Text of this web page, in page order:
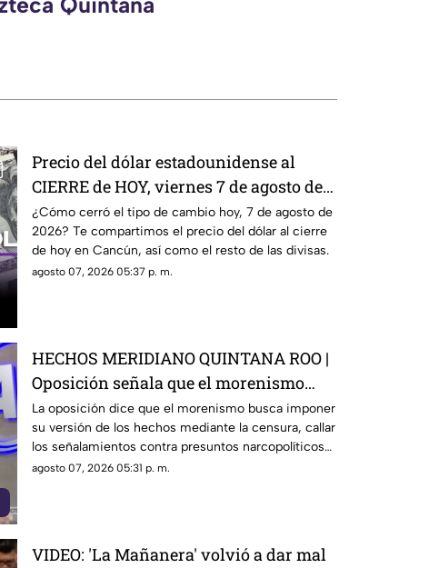
Precio del dólar estadounidense al
CIERRE de HOY, viernes 7 de agosto de
2026, en Cancún
¿Cómo cerró el tipo de cambio hoy, 7 de agosto de
2026? Te compartimos el precio del dólar al cierre
de hoy en Cancún, así como el resto de las divisas.
agosto 07, 2026 05:37 p. m.
HECHOS MERIDIANO QUINTANA ROO |
Oposición señala que el morenismo
quiere imponer su versión de los
hechos usando la censura
La oposición dice que el morenismo busca imponer
su versión de los hechos mediante la censura, callar
los señalamientos contra presuntos narcopolíticos
de la 4T y presentar a la oposición como la villana.
agosto 07, 2026 05:31 p. m.
VIDEO: 'La Mañanera' volvió a dar mal